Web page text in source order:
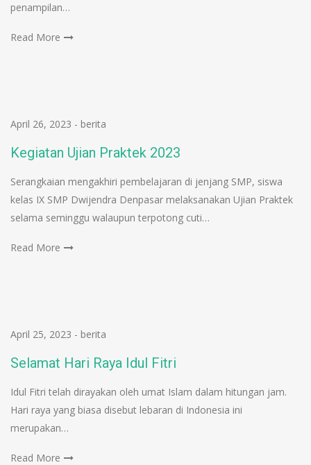
penampilan…
Read More
April 26, 2023 - berita
Kegiatan Ujian Praktek 2023
Serangkaian mengakhiri pembelajaran di jenjang SMP, siswa
kelas IX SMP Dwijendra Denpasar melaksanakan Ujian Praktek
selama seminggu walaupun terpotong cuti…
Read More
April 25, 2023 - berita
Selamat Hari Raya Idul Fitri
Idul Fitri telah dirayakan oleh umat Islam dalam hitungan jam.
Hari raya yang biasa disebut lebaran di Indonesia ini
merupakan…
Read More